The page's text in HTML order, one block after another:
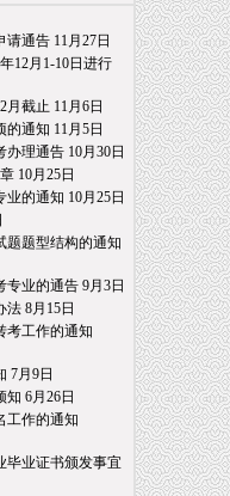
请通告11月27日
12月1-10日进行
月截止 11月6日
的通知 11月5日
办理通告10月30日
10月25日
业的通知 10月25日
题题型结构的通知
专业的通告9月3日
法8月15日
考工作的通知
7月9日
知 6月26日
工作的通知
毕业证书颁发事宜